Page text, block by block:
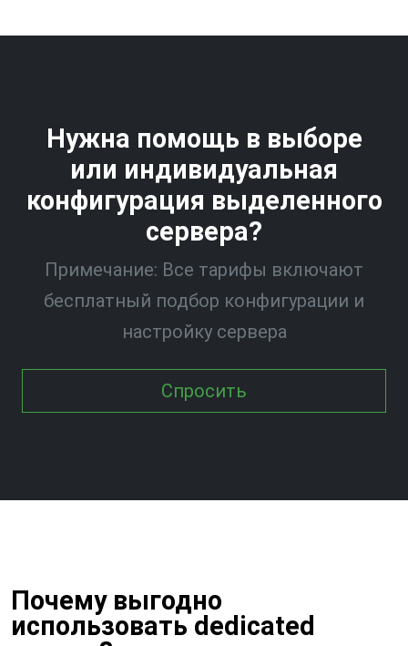
Нужна помощь в выборе
или индивидуальная
конфигурация выделенного
сервера?
Примечание: Все тарифы включают
бесплатный подбор конфигурации и
настройку сервера
Спросить
Почему выгодно
использовать dedicated